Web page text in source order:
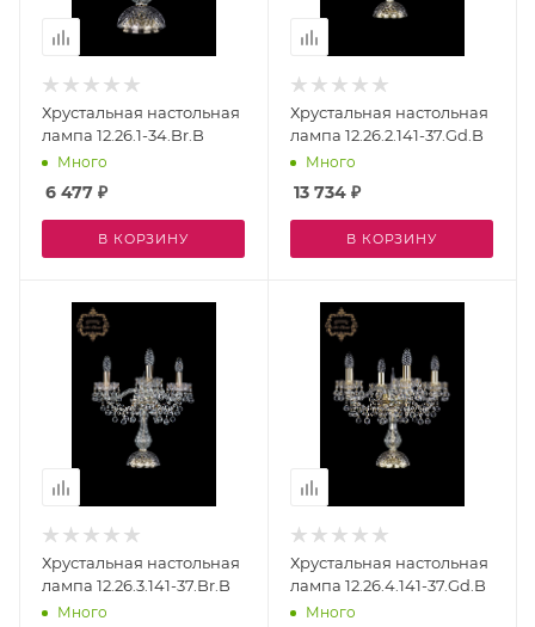
Хрустальная настольная
лампа 12.26.1-34.Br.B
Много
6 477 ₽
В КОРЗИНУ
Хрустальная настольная
лампа 12.26.2.141-37.Gd.B
Много
13 734 ₽
В КОРЗИНУ
Хрустальная настольная
лампа 12.26.3.141-37.Br.B
Много
Хрустальная настольная
лампа 12.26.4.141-37.Gd.B
Много